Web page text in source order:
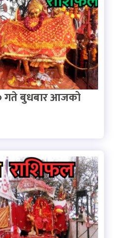
गते बुधबार आजको